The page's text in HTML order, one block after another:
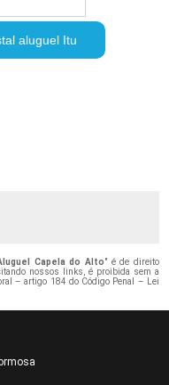
aluguel Itu
Capela do Alto" é de direito
nossos links, é proibida sem a
– artigo 184 do Código Penal – Lei